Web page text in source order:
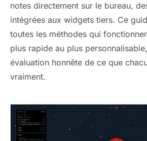
notes directement sur le bureau,
intégrées aux widgets tiers. Ce
toutes les méthodes qui
plus rapide au plus
évaluation honnête de ce que
vraiment.